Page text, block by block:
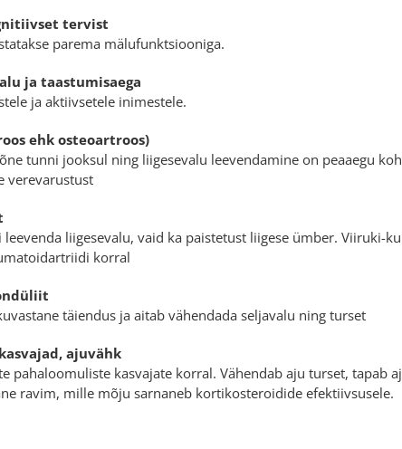
tervist
parema mälufunktsiooniga.
ja taastumisaega
ja aktiivsetele inimestele.
ehk osteoartroos)
tunni jooksul ning liigesevalu leevendamine on peaaegu
verevarustust
leevenda liigesevalu, vaid ka paistetust liigese ümber.
korral
täiendus ja aitab vähendada seljavalu ning turset
ajuvähk
pahaloomuliste kasvajate korral. Vähendab aju turset, tapab
ravim, mille mõju sarnaneb kortikosteroidide efektiivsusele.